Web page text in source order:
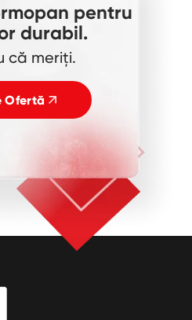
pentru
durabil.
că meriți.
Ofertă